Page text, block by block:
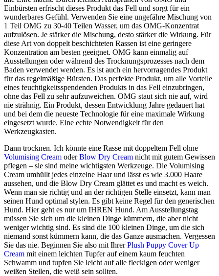
Einbürsten erfrischt dieses Produkt das Fell und sorgt für ein
wunderbares Gefühl. Verwenden Sie eine ungefähre Mischung von
1 Teil OMG zu 30-40 Teilen Wasser, um das OMG-Konzentrat
aufzulösen. Je stärker die Mischung, desto stärker die Wirkung. Für
diese Art von doppelt beschichteten Rassen ist eine geringere
Konzentration am besten geeignet. OMG kann einmalig auf
Ausstellungen oder während des Trocknungsprozesses nach dem
Baden verwendet werden. Es ist auch ein hervorragendes Produkt
für das regelmäßige Bürsten. Das perfekte Produkt, um alle Vorteile
eines feuchtigkeitsspendenden Produkts in das Fell einzubringen,
ohne das Fell zu sehr aufzuweichen. OMG staut sich nie auf, wird
nie strähnig. Ein Produkt, dessen Entwicklung Jahre gedauert hat
und bei dem die neueste Technologie für eine maximale Wirkung
eingesetzt wurde. Eine echte Notwendigkeit für den
Werkzeugkasten.
Dann trocknen. Ich könnte eine Rasse mit doppeltem Fell ohne
Volumising Cream oderBlow Dry Cream nicht mit gutem Gewissen
pflegen – sie sind meine wichtigsten Werkzeuge. Die Volumising
Cream umhüllt jedes einzelne Haar und lässt es wie 3.000 Haare
aussehen, und die Blow Dry Cream glättet es und macht es weich.
Wenn man sie richtig und an der richtigen Stelle einsetzt, kann man
seinen Hund optimal stylen. Es gibt keine Regel für den generischen
Hund. Hier geht es nur um IHREN Hund. Am Ausstellungstag
müssen Sie sich um die kleinen Dinge kümmern, die aber nicht
weniger wichtig sind. Es sind die 100 kleinen Dinge, um die sich
niemand sonst kümmern kann, die das Ganze ausmachen. Vergessen
Sie das nie. Beginnen Sie also mit IhrerPlush Puppy Cover Up
Cream mit einem leichten Tupfer auf einem kaum feuchten
Schwamm und tupfen Sie leicht auf alle fleckigen oder weniger
weißen Stellen, die weiß sein sollten.